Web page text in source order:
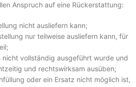
Anspruch auf eine Rückerstattung:
nicht ausliefern kann;
nur teilweise ausliefern kann, für
nicht vollständig ausgeführt wurde und
und rechtswirksam ausüben;
oder ein Ersatz nicht möglich ist,